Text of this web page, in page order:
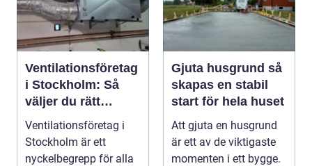
Ventilationsföretag
i Stockholm: Så
väljer du rätt
expert på frisk luft
Ventilationsföretag i
Stockholm är ett
nyckelbegrepp för alla
Gjuta husgrund så
skapas en stabil
start för hela huset
Att gjuta en husgrund
är ett av de viktigaste
momenten i ett bygge.